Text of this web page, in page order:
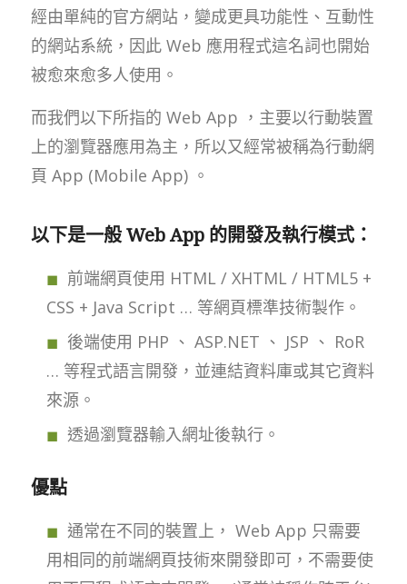
經由單純的官方網站，變成更具功能性、互動性
的網站系統，因此 Web 應用程式這名詞也開始
被愈來愈多人使用。
而我們以下所指的 Web App ，主要以行動裝置
上的瀏覽器應用為主，所以又經常被稱為行動網
頁 App (Mobile App) 。
以下是一般 Web App 的開發及執行模式：
前端網頁使用 HTML / XHTML / HTML5 +
CSS + Java Script … 等網頁標準技術製作。
後端使用 PHP 、 ASP.NET 、 JSP 、 RoR
… 等程式語言開發，並連結資料庫或其它資料
來源。
透過瀏覽器輸入網址後執行。
優點
通常在不同的裝置上， Web App 只需要
用相同的前端網頁技術來開發即可，不需要使